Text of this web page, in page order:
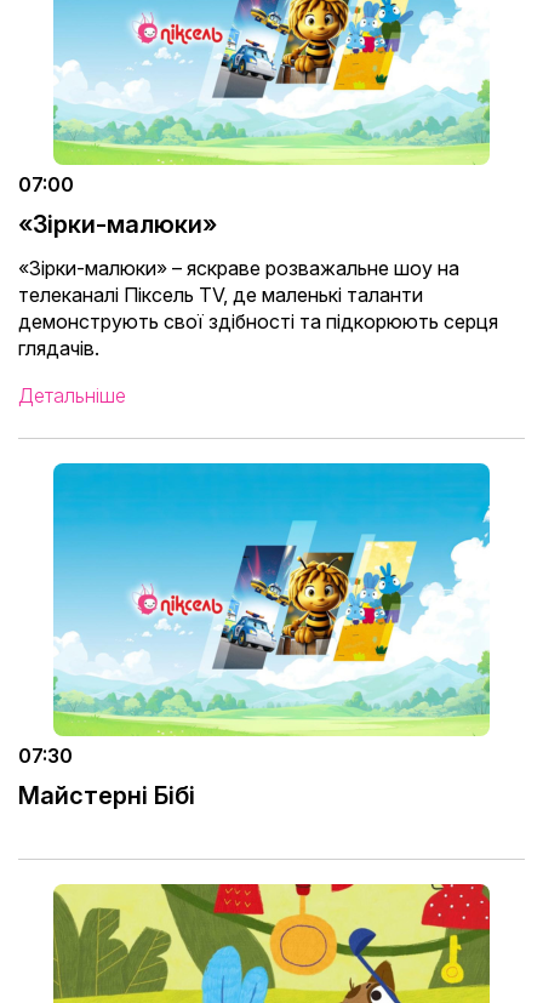
07:00
«Зірки-малюки»
«Зірки-малюки» – яскраве розважальне шоу на
телеканалі Піксель TV, де маленькі таланти
демонструють свої здібності та підкорюють серця
глядачів.
Детальніше
07:30
Майстерні Бібі